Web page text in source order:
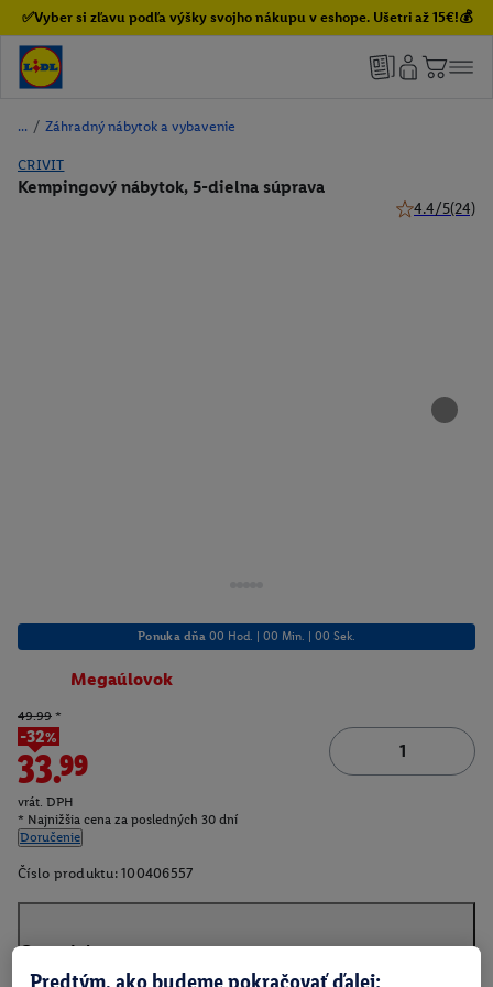
✅Vyber si zľavu podľa výšky svojho nákupu v eshope. Ušetri až 15€!💰
/ Záhradný nábytok a vybavenie
CRIVIT
Kempingový nábytok, 5-dielna súprava
4.4/5(24)
Ponuka dňa 00 Hod. | 00 Min. | 00 Sek.
Megaúlovok
49.99 *
-32%
33.99
vrát. DPH
* Najnižšia cena za posledných 30 dní
Doručenie
Číslo produktu: 100406557
O produkte
Predtým, ako budeme pokračovať ďalej: